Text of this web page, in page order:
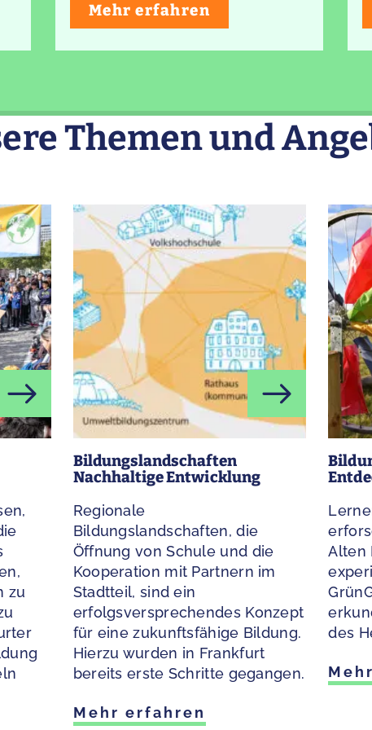
Mehr erfahren
Themen und
zu
Bildungslandschaften
Nachhaltige Entwicklung
Regionale
Bildungslandschaften, die
Öffnung von Schule und die
Kooperation mit Partnern im
Stadtteil, sind ein
erfolgsversprechendes Konzept
für eine zukunftsfähige Bildung.
Hierzu wurden in Frankfurt
bereits erste Schritte gegangen.
Mehr erfahren
Alten
des